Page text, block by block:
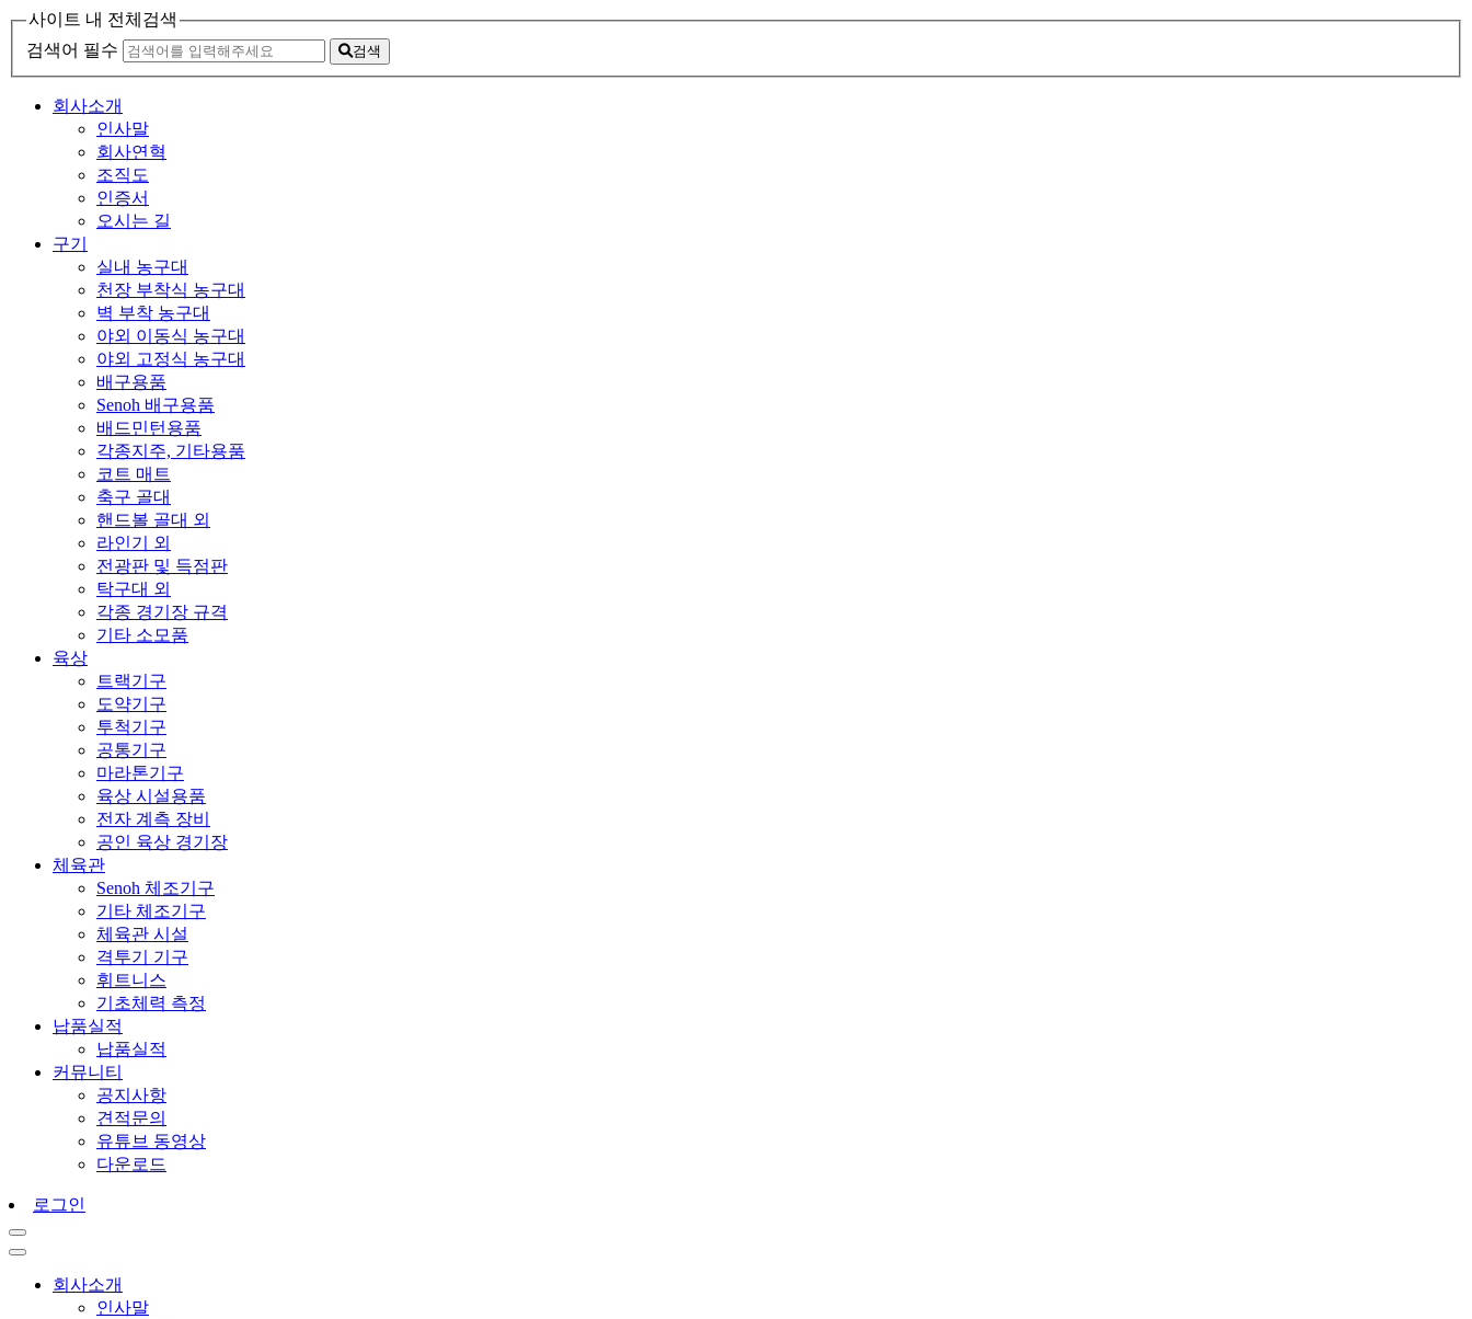
사이트 내 전체검색
검색어 필수
검색
회사소개
인사말
회사연혁
조직도
인증서
오시는 길
구기
실내 농구대
천장 부착식 농구대
벽 부착 농구대
야외 이동식 농구대
야외 고정식 농구대
배구용품
Senoh 배구용품
배드민턴용품
각종지주, 기타용품
코트 매트
축구 골대
핸드볼 골대 외
라인기 외
전광판 및 득점판
탁구대 외
각종 경기장 규격
기타 소모품
육상
트랙기구
도약기구
투척기구
공통기구
마라톤기구
육상 시설용품
전자 계측 장비
공인 육상 경기장
체육관
Senoh 체조기구
기타 체조기구
체육관 시설
격투기 기구
휘트니스
기초체력 측정
납품실적
납품실적
커뮤니티
공지사항
견적문의
유튜브 동영상
다운로드
로그인
회사소개
인사말